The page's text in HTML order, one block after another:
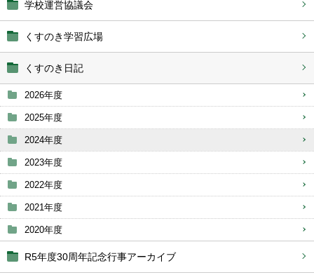
学校運営協議会
くすのき学習広場
くすのき日記
2026年度
2025年度
2024年度
2023年度
2022年度
2021年度
2020年度
R5年度30周年記念行事アーカイブ